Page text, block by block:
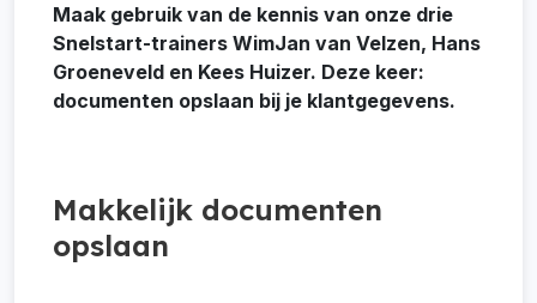
Maak gebruik van de kennis van onze drie
Snelstart-trainers WimJan van Velzen, Hans
Groeneveld en Kees Huizer. Deze keer:
documenten opslaan bij je klantgegevens.
Makkelijk documenten
opslaan